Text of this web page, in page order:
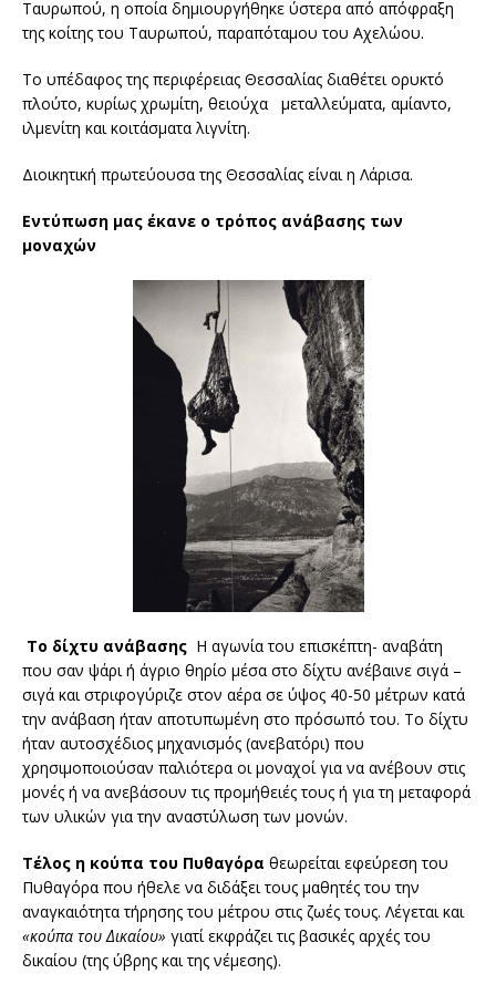
Ταυρωπού, η οποία δημιουργήθηκε ύστερα από απόφραξη
της κοίτης του Ταυρωπού, παραπόταμου του Αχελώου.
Το υπέδαφος της περιφέρειας Θεσσαλίας διαθέτει ορυκτό
πλούτο, κυρίως χρωμίτη, θειούχα μεταλλεύματα, αμίαντο,
ιλμενίτη και κοιτάσματα λιγνίτη.
Διοικητική πρωτεύουσα της Θεσσαλίας είναι η Λάρισα.
Εντύπωση μας έκανε ο τρόπος ανάβασης των
μοναχών
Το δίχτυ ανάβασης Η αγωνία του επισκέπτη- αναβάτη
που σαν ψάρι ή άγριο θηρίο μέσα στο δίχτυ ανέβαινε σιγά –
σιγά και στριφογύριζε στον αέρα σε ύψος 40-50 μέτρων κατά
την ανάβαση ήταν αποτυπωμένη στο πρόσωπό του. Το δίχτυ
ήταν αυτοσχέδιος μηχανισμός (ανεβατόρι) που
χρησιμοποιούσαν παλιότερα οι μοναχοί για να ανέβουν στις
μονές ή να ανεβάσουν τις προμήθειές τους ή για τη μεταφορά
των υλικών για την αναστύλωση των μονών.
Τέλος η κούπα του Πυθαγόρα θεωρείται εφεύρεση του
Πυθαγόρα που ήθελε να διδάξει τους μαθητές του την
αναγκαιότητα τήρησης του μέτρου στις ζωές τους. Λέγεται και
«κούπα του Δικαίου» γιατί εκφράζει τις βασικές αρχές του
δικαίου (της ύβρης και της νέμεσης).